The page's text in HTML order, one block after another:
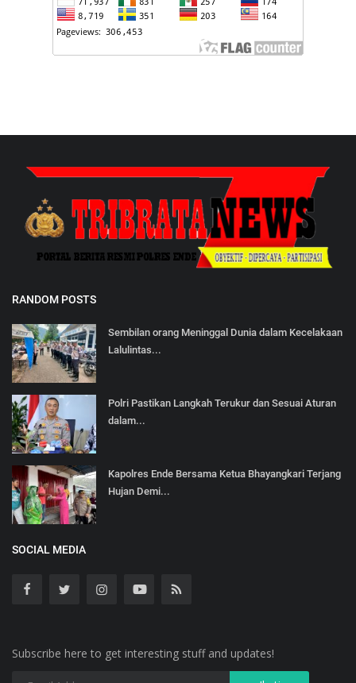
RANDOM POSTS
Sembilan orang Meninggal Dunia dalam Kecelakaan
Lalulintas...
Polri Pastikan Langkah Terukur dan Sesuai Aturan
dalam...
Kapolres Ende Bersama Ketua Bhayangkari Terjang
Hujan Demi...
SOCIAL MEDIA
Subscribe here to get interesting stuff and updates!